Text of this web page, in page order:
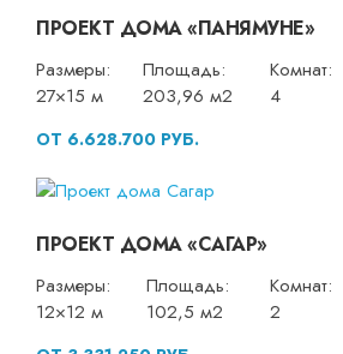
ПРОЕКТ ДОМА «ПАНЯМУНЕ»
Размеры:
27×15 м
Площадь:
203,96 м2
Комнат:
4
ОТ 6.628.700 РУБ.
ПРОЕКТ ДОМА «САГАР»
Размеры:
12×12 м
Площадь:
102,5 м2
Комнат:
2